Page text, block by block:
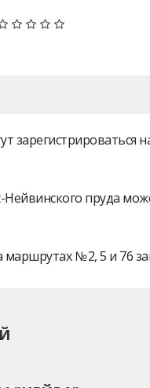
Нейвинского пруда
№ 2, 5 и 76